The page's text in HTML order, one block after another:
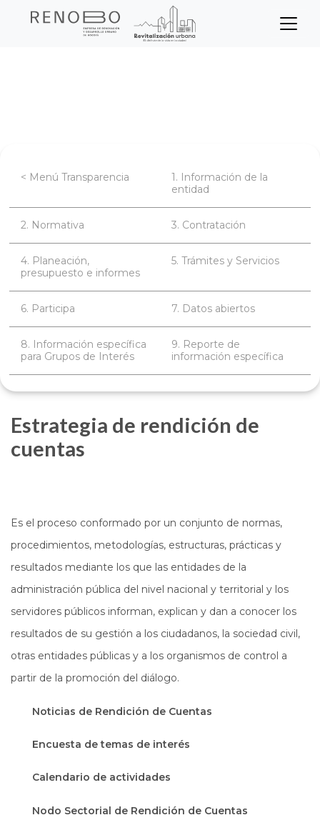
Sitio Web Empresa de
Transparencia
< Menú Transparencia
1. Información de la
entidad
2. Normativa 3. Contratación
4. Planeación,
presupuesto e informes
5. Trámites y Servicios
6. Participa 7. Datos abiertos
8. Información específica
para Grupos de Interés
9. Reporte de
información específica
Estrategia de rendición de
cuentas
Es el proceso conformado por un conjunto de normas,
procedimientos, metodologías, estructuras, prácticas y
resultados mediante los que las entidades de la
administración pública del nivel nacional y territorial y los
servidores públicos informan, explican y dan a conocer los
resultados de su gestión a los ciudadanos, la sociedad civil,
otras entidades públicas y a los organismos de control a
partir de la promoción del diálogo.
Noticias de Rendición de Cuentas
Encuesta de temas de interés
Calendario de actividades
Nodo Sectorial de Rendición de Cuentas